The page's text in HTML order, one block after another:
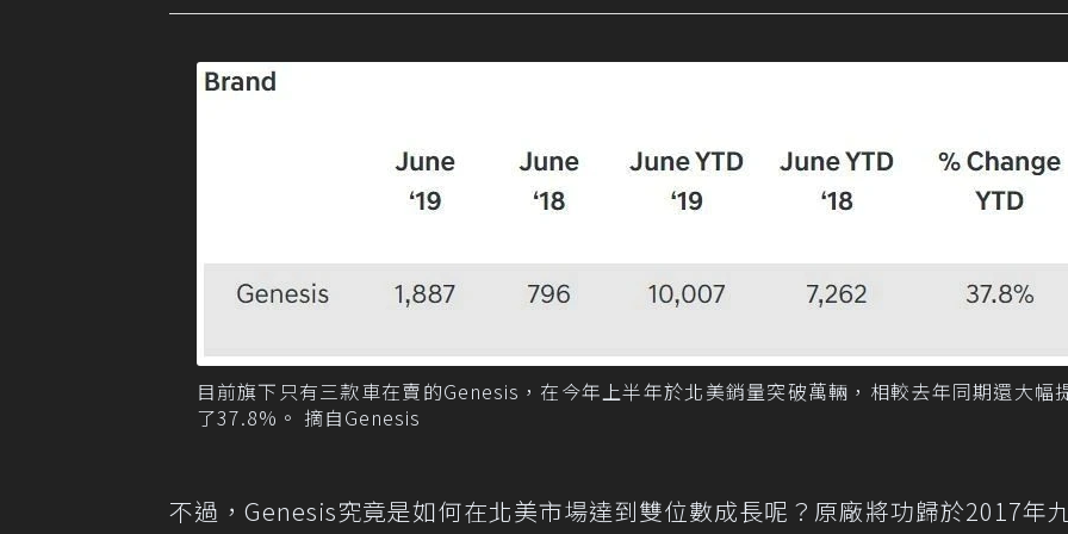
目前旗下只有三款車在賣的Genesis，在今年上半年於北美銷量突破萬輛，相較去年同期還大幅
了37.8%。 摘自Genesis
不過，Genesis究竟是如何在北美市場達到雙位數成長呢？原廠將功歸於2017年